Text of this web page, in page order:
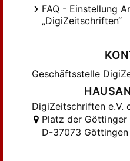
Elsner, Fritz (25)
Engelhardt,
Fehlinger, Hans
Frank, Josef
Freudenthal,
Ger., A. (16)
Graf, Georg
Grötzsch, Robert
FAQ - Einstellung
„DigiZeitschriften“
Geschäftsstelle
DigiZeitschriften e.V.
Platz der Göttinger
D-37073 Göttingen